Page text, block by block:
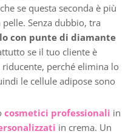
se questa seconda è più
Senza dubbio, tra
con punte di diamante
se il tuo cliente è
perché elimina lo
le cellule adipose sono
cosmetici professionali in
in crema. Un